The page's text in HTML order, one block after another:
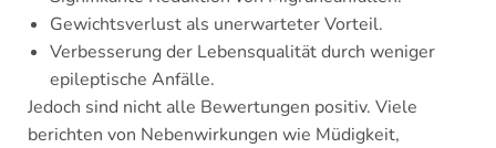
Gewichtsverlust als unerwarteter Vorteil.
Verbesserung der Lebensqualität durch weniger
epileptische Anfälle.
Jedoch sind nicht alle Bewertungen positiv. Viele
berichten von Nebenwirkungen wie Müdigkeit,